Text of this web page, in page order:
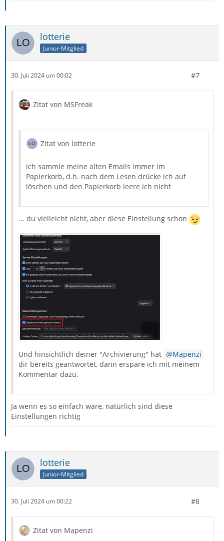
lotterie
Junior-Mitglied
30. Juli 2024 um 00:02 #7
Zitat von MSFreak
Zitat von lotterie
ich sammle meine alten Emails immer im
Papierkorb, d.h. nach dem Lesen drücke ich auf
löschen und den Papierkorb leere ich nicht
... du vielleicht nicht, aber diese Einstellung schon
Und hinsichtlich deiner "Archivierung" hat
Mapenzi
dir bereits geantwortet, dann erspare ich mit meinem
Kommentar dazu.
Ja wenn es so einfach wäre, natürlich sind diese
Einstellungen richtig
lotterie
Junior-Mitglied
30. Juli 2024 um 00:22 #8
Zitat von Mapenzi